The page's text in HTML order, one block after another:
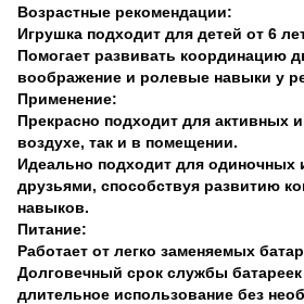
Возрастные рекомендации:
Игрушка подходит для детей от 6
Помогает развивать координацию
воображение и ролевые навыки у
Применение:
Прекрасно подходит для активных
воздухе, так и в помещении.
Идеально подходит для одиночных
друзьями, способствуя развитию
навыков.
Питание:
Работает от легко заменяемых
Долговечный срок службы батареек
длительное использование без